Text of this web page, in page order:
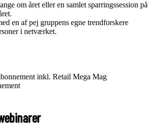
om året eller en samlet sparringssession på
en af pej gruppens egne trendforskere
i netværket.
inkl. Retail Mega Mag